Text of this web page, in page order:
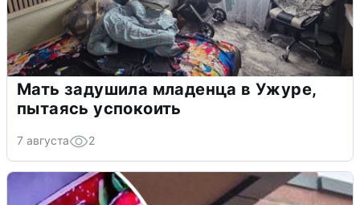
Мать задушила младенца в Ужуре,
пытаясь успокоить
7 августа 2